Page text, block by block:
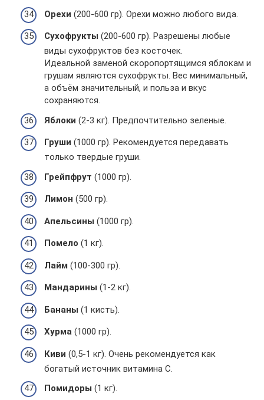
Орехи (200-600 гр). Орехи можно любого вида.
Сухофрукты (200-600 гр). Разрешены любые
виды сухофруктов без косточек.
Идеальной заменой скоропортящимся яблокам и
грушам являются сухофрукты. Вес минимальный,
а объём значительный, и польза и вкус
сохраняются.
Яблоки (2-3 кг). Предпочтительно зеленые.
Груши (1000 гр). Рекомендуется передавать
только твердые груши.
Грейпфрут (1000 гр).
Лимон (500 гр).
Апельсины (1000 гр).
Помело (1 кг).
Лайм (100-300 гр).
Мандарины (1-2 кг).
Бананы (1 кисть).
Хурма (1000 гр).
Киви (0,5-1 кг). Очень рекомендуется как
богатый источник витамина С.
Помидоры (1 кг).